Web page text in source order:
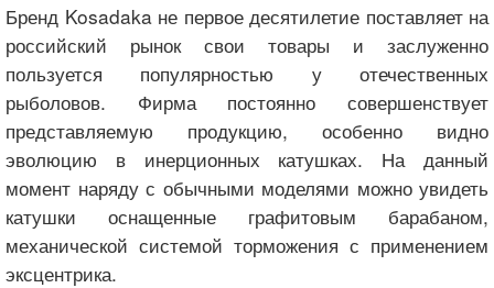
Бренд Kosadaka не первое десятилетие поставляет на
российский рынок свои товары и заслуженно
пользуется популярностью у отечественных
рыболовов. Фирма постоянно совершенствует
представляемую продукцию, особенно видно
эволюцию в инерционных катушках. На данный
момент наряду с обычными моделями можно увидеть
катушки оснащенные графитовым барабаном,
механической системой торможения с применением
эксцентрика.